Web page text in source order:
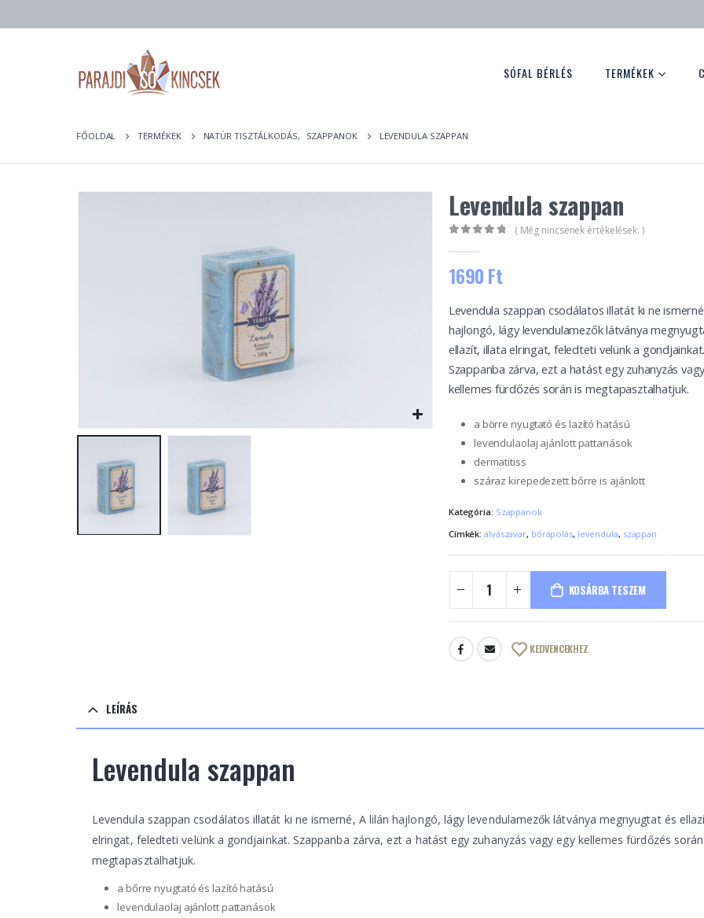
SÓFAL BÉRLÉS TERMÉKEK
FŐOLDAL TERMÉKEK NATÚR TISZTÁLKODÁS, SZAPPANOK LEVENDULA SZAPPAN
Levendula szappan
( Még nincsenek értékelések. )
1690Ft
Levendula szappan csodálatos illatát ki ne
hajlongó, lágy levendulamezők látványa
ellazít, illata elringat, feledteti velünk a
Szappanba zárva, ezt a hatást egy zuhanyzás
kellemes fürdőzés során is megtapasztalhatjuk.
a börre nyugtató és lazító hatású
levendulaolaj ajánlott pattanások
dermatitiss
száraz kirepedezett bőrre is ajánlott
Kategória: Szappanok
Címkék:alvászavar, bőrápolás, levendula, szappan
KOSÁRBA TESZEM
KEDVENCEKHEZ
LEÍRÁS
Levendula szappan
Levendula szappan csodálatos illatát ki ne ismerné, A lilán hajlongó, lágy levendulamezők látványa megnyugtat és
elringat, feledteti velünk a gondjainkat. Szappanba zárva, ezt a hatást egy zuhanyzás vagy egy kellemes fürdőzés
megtapasztalhatjuk.
a bőrre nyugtató és lazító hatású
levendulaolaj ajánlott pattanások